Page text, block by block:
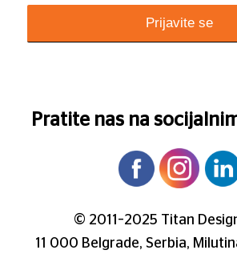
Pratite nas na
© 2011–2025 Titan
11 000 Belgrade, Serbia,